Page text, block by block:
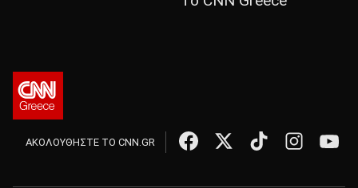
ΑΚΟΛΟΥΘΗΣΤΕ ΤΟ CNN.GR